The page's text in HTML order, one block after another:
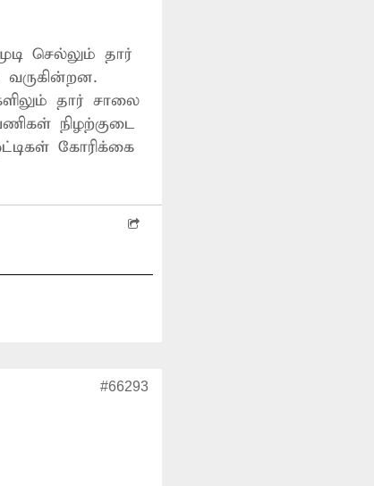
செல்லும் தார்
தார் சாலை
நிழற்குடை
கோரிக்கை
#66293